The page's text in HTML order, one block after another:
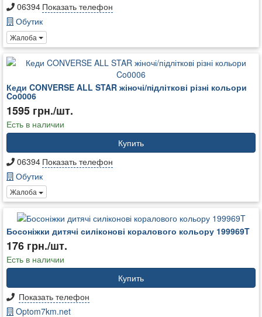
06394 Показать телефон
Обутик
Жалоба
Кеди CONVERSE ALL STAR жіночі/підліткові різні кольори
Co0006
1595 грн./шт.
Есть в наличии
Купить
06394 Показать телефон
Обутик
Жалоба
Босоніжки дитячі силіконові коралового кольору 199969T
176 грн./шт.
Есть в наличии
Купить
Показать телефон
Optom7km.net